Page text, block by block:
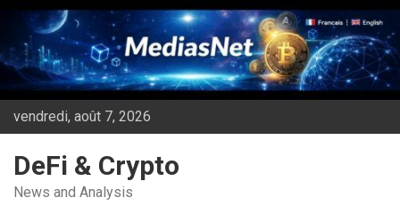
Aller
contenu
vendredi, août 7, 2026
DeFi & Crypto
News and Analysis